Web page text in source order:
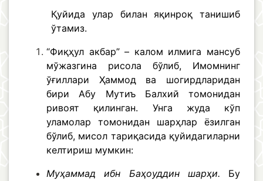
Қуйида улар билан яқинроқ танишиб
ўтамиз.
“Фиқҳул акбар” – калом илмига мансуб
мўжазгина рисола бўлиб, Имомнинг
ўғиллари Ҳаммод ва шогирдларидан
бири Абу Мутиъ Балхий томонидан
ривоят қилинган. Унга жуда кўп
уламолар томонидан шарҳлар ёзилган
бўлиб, мисол тариқасида қуйидагиларни
келтириш мумкин:
Муҳаммад ибн Баҳоуддин шарҳи. Бу